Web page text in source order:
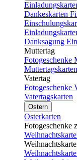
Dankeskarten
Danksagung
Muttertag
Fotogeschenke
Muttertagskarten
Vatertag
Fotogeschenke
Vatertagskarten
Ostern
Osterkarten
Fotogeschenke